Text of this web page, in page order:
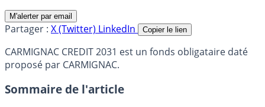
M'alerter par email
Partager : X (Twitter) LinkedIn Copier le lien
CARMIGNAC CREDIT 2031 est un fonds obligataire daté
proposé par CARMIGNAC.
Sommaire de l'article